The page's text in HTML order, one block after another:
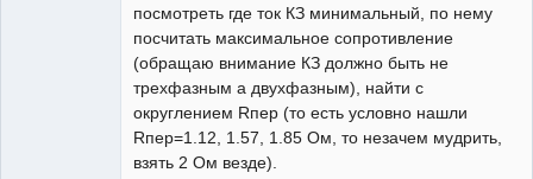
посмотреть где ток КЗ минимальный, по нему
посчитать максимальное сопротивление
(обращаю внимание КЗ должно быть не
трехфазным а двухфазным), найти с
округлением Rпер (то есть условно нашли
Rпер=1.12, 1.57, 1.85 Ом, то незачем мудрить,
взять 2 Ом везде).